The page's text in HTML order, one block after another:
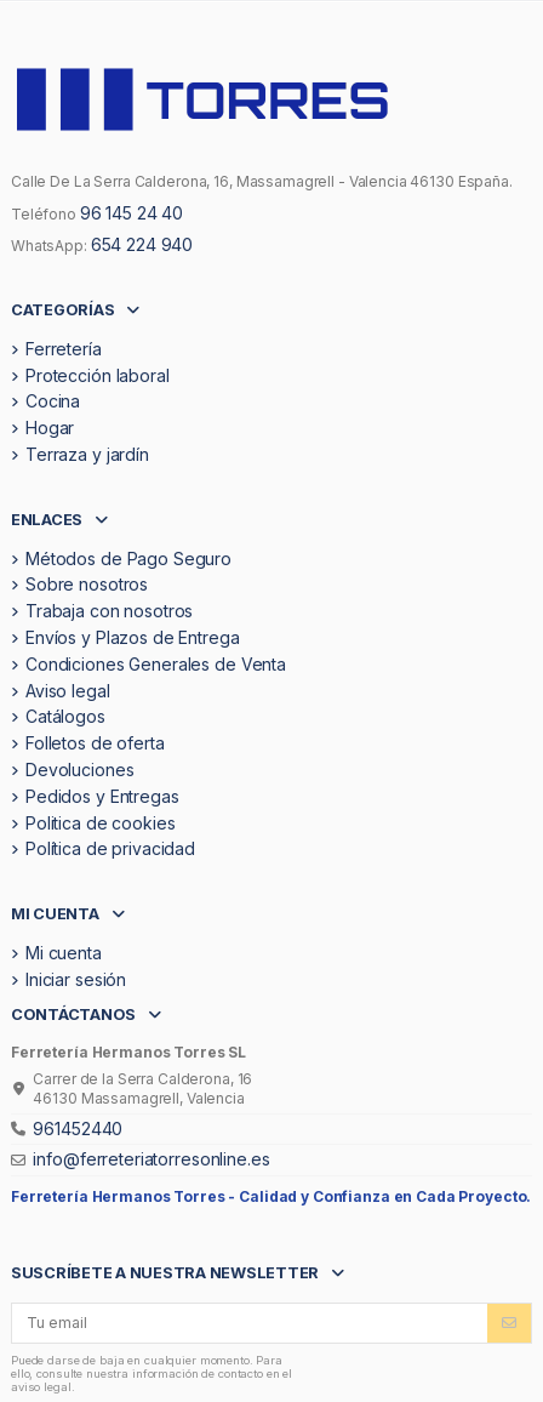
Calle De La Serra Calderona, 16, Massamagrell - Valencia 46130 España.
Teléfono 96 145 24 40
WhatsApp: 654 224 940
CATEGORÍAS
Ferretería
Protección laboral
Cocina
Hogar
Terraza y jardín
ENLACES
Métodos de Pago Seguro
Sobre nosotros
Trabaja con nosotros
Envíos y Plazos de Entrega
Condiciones Generales de Venta
Aviso legal
Catálogos
Folletos de oferta
Devoluciones
Pedidos y Entregas
Politica de cookies
Política de privacidad
MI CUENTA
Mi cuenta
Iniciar sesión
CONTÁCTANOS
Ferretería Hermanos Torres SL
Carrer de la Serra Calderona, 16
46130 Massamagrell, Valencia
961452440
info@ferreteriatorresonline.es
Ferretería Hermanos Torres - Calidad y Confianza en Cada Proyecto.
SUSCRÍBETE A NUESTRA NEWSLETTER
Puede darse de baja en cualquier momento. Para
ello, consulte nuestra información de contacto en el
aviso legal.